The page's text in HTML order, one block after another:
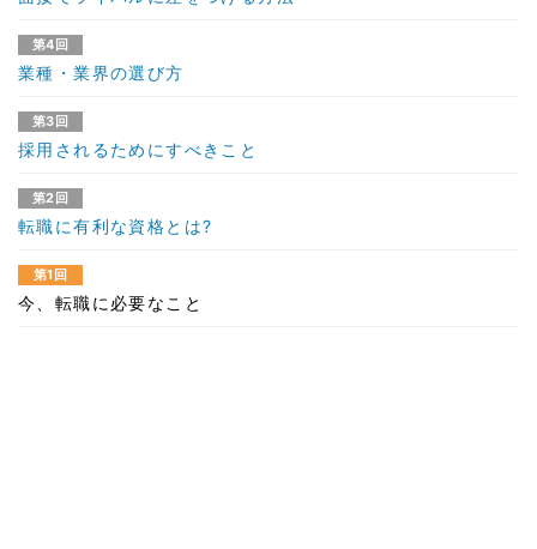
第4回
業種・業界の選び方
第3回
採用されるためにすべきこと
第2回
転職に有利な資格とは?
第1回
今、転職に必要なこと